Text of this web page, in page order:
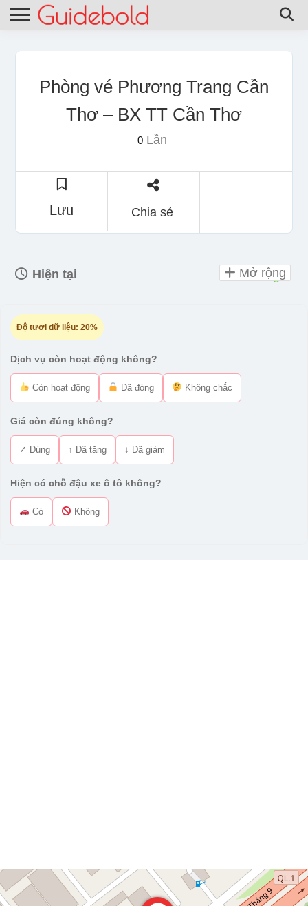
Phòng vé Phương Trang Cần
Thơ – BX TT Cần Thơ
0Lần
Lưu Chia sẻ
Hiện tại mở 24 giờ
Độ tươi dữ liệu: 20%
Dịch vụ còn hoạt động không?
Còn hoạt động Đã đóng Không chắc
Giá còn đúng không?
✓ Đúng ↑ Đã tăng ↓ Đã giảm
Hiện có chỗ đậu xe ô tô không?
Có Không
Mở rộng